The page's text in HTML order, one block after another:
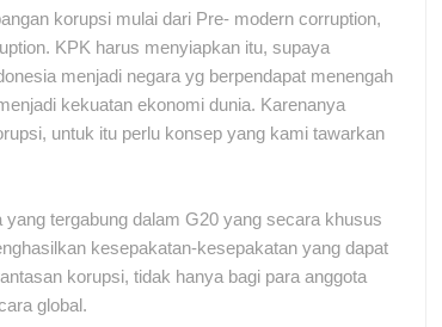
korupsi mulai dari Pre- modern corruption,
KPK harus menyiapkan itu, supaya
menjadi negara yg berpendapat menengah
kekuatan ekonomi dunia. Karenanya
untuk itu perlu konsep yang kami tawarkan
tergabung dalam G20 yang secara khusus
kesepakatan-kesepakatan yang dapat
korupsi, tidak hanya bagi para anggota
global.